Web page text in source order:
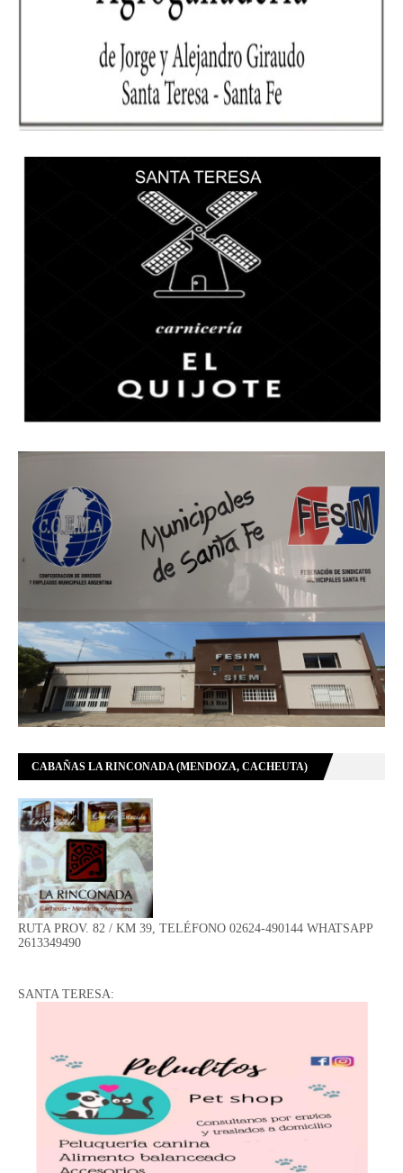
CABAÑAS LA RINCONADA (MENDOZA, CACHEUTA)
RUTA PROV. 82 / KM 39, TELÉFONO 02624-490144 WHATSAPP
2613349490
SANTA TERESA: